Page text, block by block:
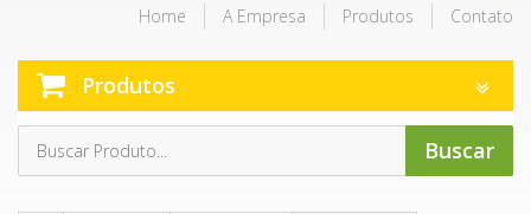
Home A Empresa Produtos Contato
Produtos
Buscar